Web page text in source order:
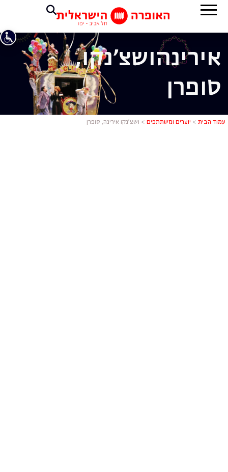
ושצ'נקו
אירינהושצ'נקו,
סופרן
עמוד הבית > יוצרים ומשתתפים > ושצ’נקו אירינה, סופרן